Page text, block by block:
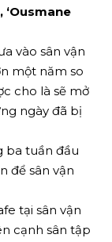
vào sân vận
một năm so
cho là sẽ mở
ngày đã bị
ba tuần đầu
để sân vận
tại sân vận
cạnh sân tập